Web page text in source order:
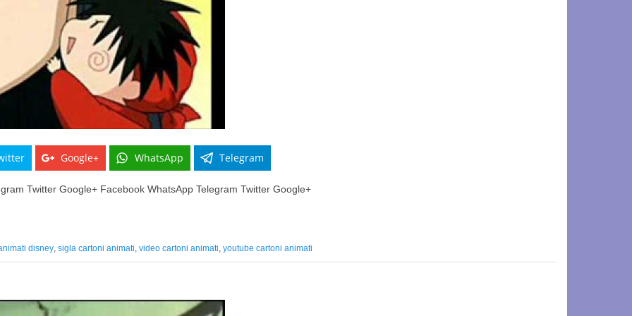
Google+ WhatsApp Telegram
Twitter Google+ Facebook WhatsApp Telegram Twitter Google+
disney sigla cartoni animati video cartoni animati youtube cartoni animati